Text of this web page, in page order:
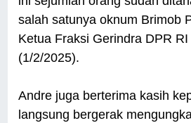
salah satunya oknum Brimob
Ketua Fraksi Gerindra DPR
(1/2/2025).
Andre juga berterima kasih
langsung bergerak